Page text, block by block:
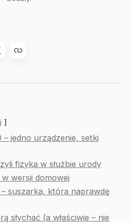
– jedno urządzenie, setki
fizyka w służbie urody
w wersji domowej
suszarka, która naprawdę
słychać (a właściwie – nie